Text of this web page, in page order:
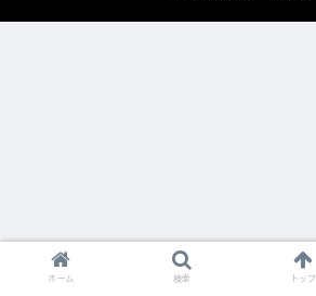
ホーム 検索 トップ